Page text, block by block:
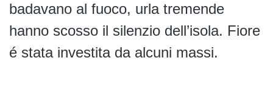
badavano al fuoco, urla tremende
hanno scosso il silenzio dell’isola. Fiore
é stata investita da alcuni massi.